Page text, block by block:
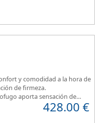
y comodidad a la hora de
de firmeza.
aporta sensación de
relajación muscular y evita los
428.00 €